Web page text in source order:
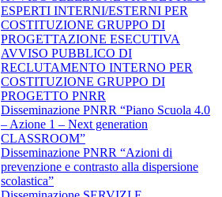
ESPERTI INTERNI/ESTERNI PER
COSTITUZIONE GRUPPO DI
PROGETTAZIONE ESECUTIVA
AVVISO PUBBLICO DI
RECLUTAMENTO INTERNO PER
COSTITUZIONE GRUPPO DI
PROGETTO PNRR
Disseminazione PNRR “Piano Scuola 4.0
– Azione 1 – Next generation
CLASSROOM”
Disseminazione PNRR “Azioni di
prevenzione e contrasto alla dispersione
scolastica”